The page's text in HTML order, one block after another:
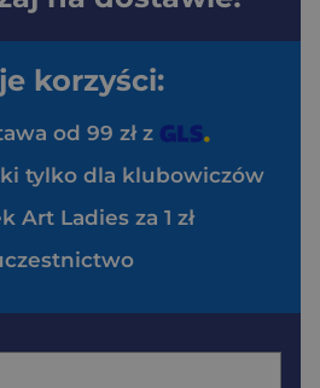
korzyści:
od 99 zł z
tylko dla klubowiczów
Art Ladies za 1 zł